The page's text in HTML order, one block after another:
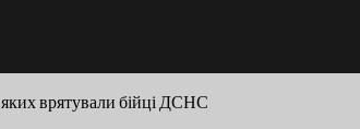
яких врятували бійці ДСНС